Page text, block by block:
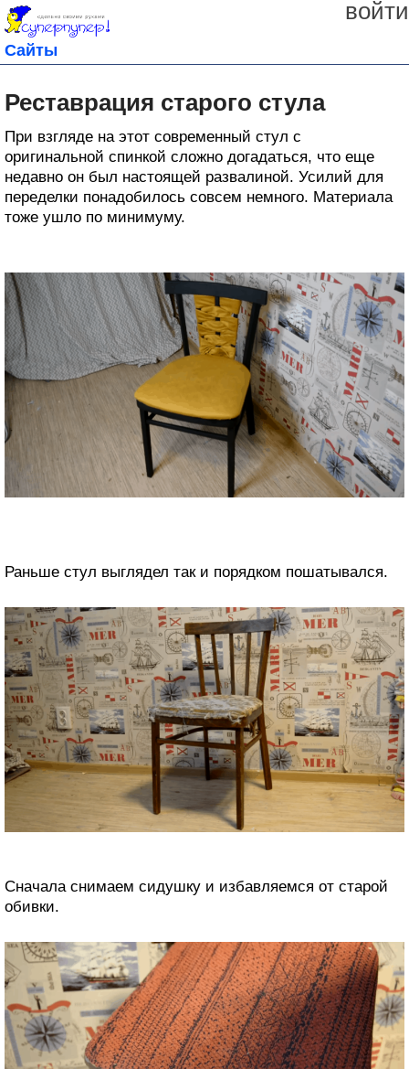
войти
Сайты
Реставрация старого стула
При взгляде на этот современный стул с
оригинальной спинкой сложно догадаться, что еще
недавно он был настоящей развалиной. Усилий для
переделки понадобилось совсем немного. Материала
тоже ушло по минимуму.
Раньше стул выглядел так и порядком пошатывался.
Сначала снимаем сидушку и избавляемся от старой
обивки.